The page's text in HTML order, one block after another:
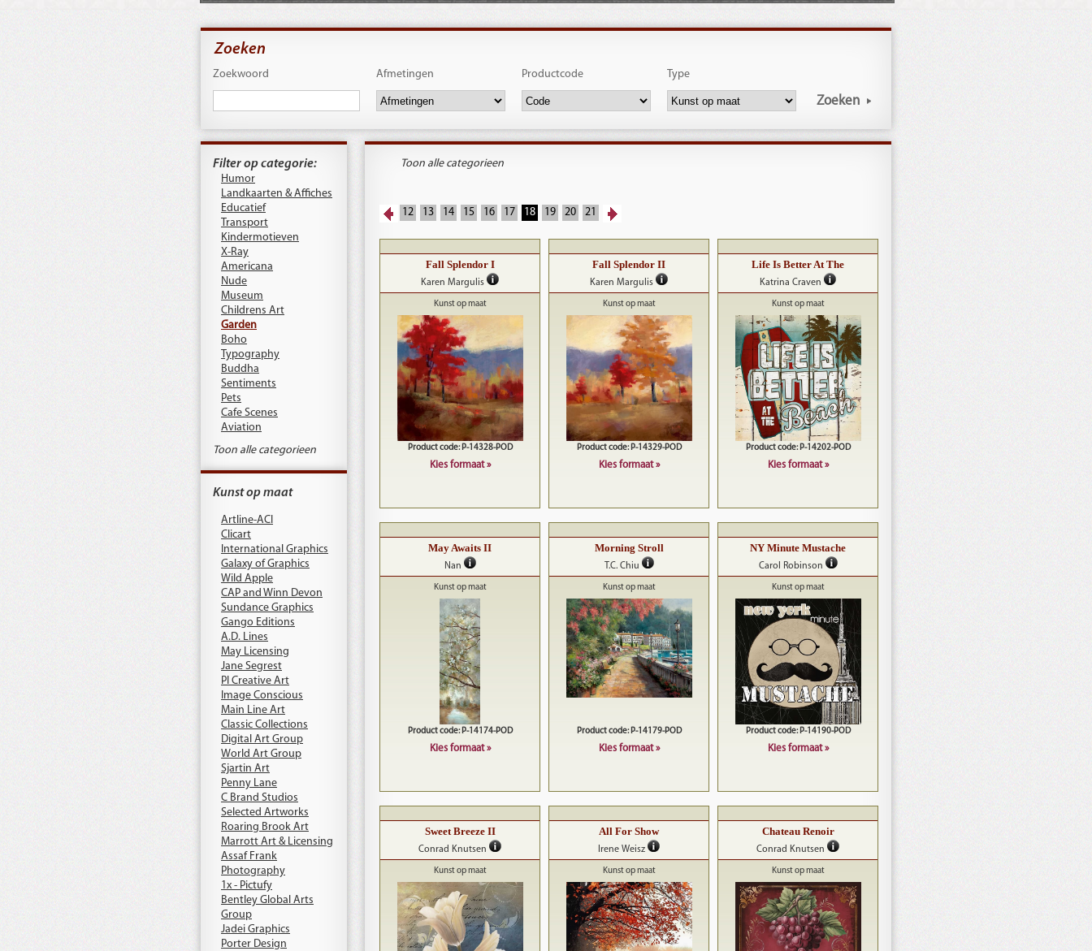
Zoeken
Zoekwoord Afmetingen Productcode Type
Zoeken
Filter op categorie:
Humor
Landkaarten & Affiches
Educatief
Transport
Kindermotieven
X-Ray
Americana
Nude
Museum
Childrens Art
Garden
Boho
Typography
Buddha
Sentiments
Pets
Cafe Scenes
Aviation
Toon alle categorieen
Kunst op maat
Artline-ACI
Clicart
International Graphics
Galaxy of Graphics
Wild Apple
CAP and Winn Devon
Sundance Graphics
Gango Editions
A.D. Lines
May Licensing
Jane Segrest
PI Creative Art
Image Conscious
Main Line Art
Classic Collections
Digital Art Group
World Art Group
Sjartin Art
Penny Lane
C Brand Studios
Selected Artworks
Roaring Brook Art
Marrott Art & Licensing
Assaf Frank
Photography
1x - Pictufy
Bentley Global Arts
Group
Jadei Graphics
Porter Design
Toon alle categorieen
12 13 14 15 16 17 18 19 20 21
Fall Splendor I
Karen Margulis
Kunst op maat
Product code: P-14328-POD
Kies formaat »
Fall Splendor II
Karen Margulis
Kunst op maat
Product code: P-14329-POD
Kies formaat »
Life Is Better At The
Katrina Craven
Kunst op maat
Product code: P-14202-POD
Kies formaat »
May Awaits II
Nan
Kunst op maat
Product code: P-14174-POD
Kies formaat »
Morning Stroll
T.C. Chiu
Kunst op maat
Product code: P-14179-POD
Kies formaat »
NY Minute Mustache
Carol Robinson
Kunst op maat
Product code: P-14190-POD
Kies formaat »
Sweet Breeze II
Conrad Knutsen
Kunst op maat
All For Show
Irene Weisz
Kunst op maat
Chateau Renoir
Conrad Knutsen
Kunst op maat